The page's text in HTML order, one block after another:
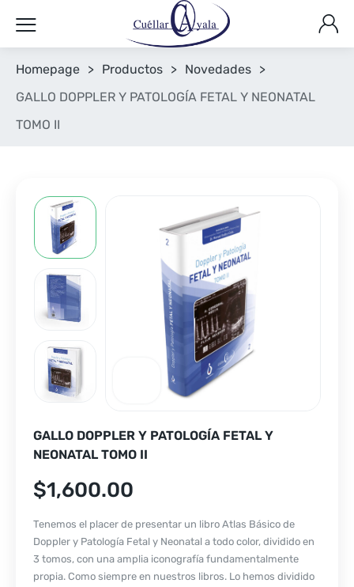
Homepage > Productos > Novedades >
GALLO DOPPLER Y PATOLOGÍA FETAL Y NEONATAL
TOMO II
GALLO DOPPLER Y PATOLOGÍA FETAL Y
NEONATAL TOMO II
$1,600.00
Tenemos el placer de presentar un libro Atlas Básico de
Doppler y Patología Fetal y Neonatal a todo color, dividido en
3 tomos, con una amplia iconografía fundamentalmente
propia. Como siempre en nuestros libros. Lo hemos dividido